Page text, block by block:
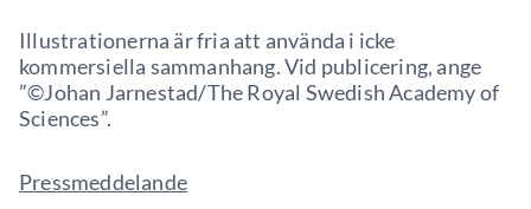
Illustrationerna är fria att använda i icke
kommersiella sammanhang. Vid publicering, ange
”©Johan Jarnestad/The Royal Swedish Academy of
Sciences”.
Pressmeddelande